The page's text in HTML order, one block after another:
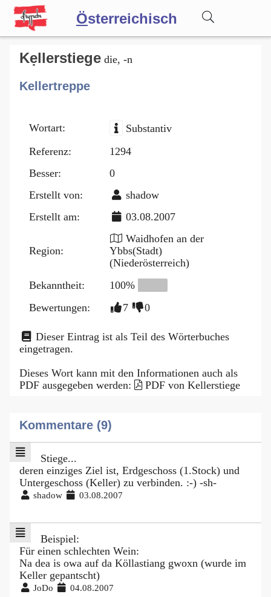
Österreichisch
Wörterbuch
Forum
Blog
Kẹllerstiege die, -n
Kellertreppe
Wortart:
Substantiv
Referenz:
1294
Besser:
0
Erstellt von:
shadow
Erstellt am:
03.08.2007
Region:
Waidhofen an der
Ybbs(Stadt)
(Niederösterreich)
Bekanntheit:
100%
Bewertungen:
7 0
Dieser Eintrag ist als Teil des Wörterbuches
eingetragen.
Dieses Wort kann mit den Informationen auch als
PDF ausgegeben werden:
PDF von Kellerstiege
Kommentare (9)
Stiege...
deren einziges Ziel ist, Erdgeschoss (1.Stock) und
Untergeschoss (Keller) zu verbinden. :-) -sh-
shadow 03.08.2007
Beispiel:
Für einen schlechten Wein:
Na dea is owa auf da Köllastiang gwoxn (wurde im
Keller gepantscht)
JoDo 04.08.2007